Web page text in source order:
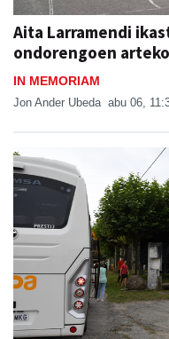
Aita Larramendi
ondorengoen
IN MEMORIAM
Jon Ander Ubeda abu 06,